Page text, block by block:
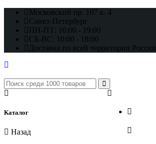
Московский пр. 107 к. 4
Санкт-Петербург
ПН-ПТ: 10:00 - 19:00
СБ-ВС: 10:00 - 18:00
Доставка по всей территории России
Каталог
Назад